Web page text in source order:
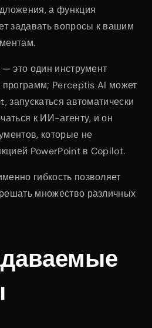
а функция
задавать вопросы к вашим
это один инструмент
программ; Perceptis AI может
запускаться автоматически
к ИИ-агенту, и он
которые не
PowerPoint в Copilot.
гибкость позволяет
множество различных